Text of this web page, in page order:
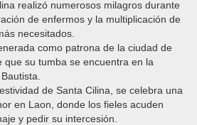
realizó numerosos milagros durante
de enfermos y la multiplicación de
necesitados.
como patrona de la ciudad de
que su tumba se encuentra en la
de Santa Cilina, se celebra una
en Laon, donde los fieles acuden
y pedir su intercesión.